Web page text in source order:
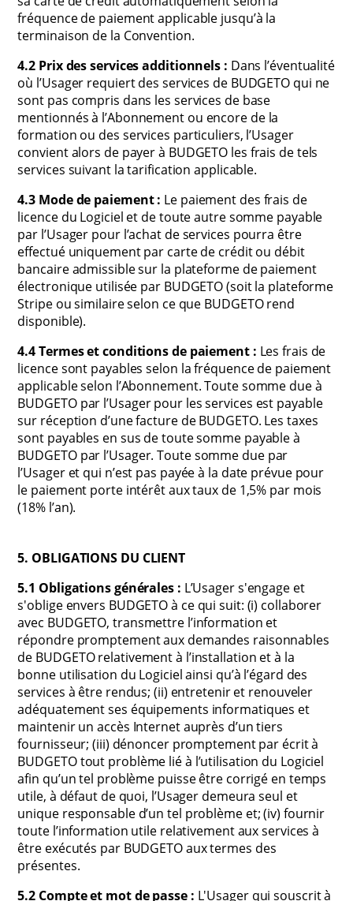
fréquence de paiement applicable jusqu’à la
terminaison de la Convention.
4.2 Prix des services additionnels : Dans l’éventualité
où l’Usager requiert des services de BUDGETO qui ne
sont pas compris dans les services de base
mentionnés à l’Abonnement ou encore de la
formation ou des services particuliers, l’Usager
convient alors de payer à BUDGETO les frais de tels
services suivant la tarification applicable.
4.3 Mode de paiement : Le paiement des frais de
licence du Logiciel et de toute autre somme payable
par l’Usager pour l’achat de services pourra être
effectué uniquement par carte de crédit ou débit
bancaire admissible sur la plateforme de paiement
électronique utilisée par BUDGETO (soit la plateforme
Stripe ou similaire selon ce que BUDGETO rend
disponible).
4.4 Termes et conditions de paiement : Les frais de
licence sont payables selon la fréquence de paiement
applicable selon l’Abonnement. Toute somme due à
BUDGETO par l’Usager pour les services est payable
sur réception d’une facture de BUDGETO. Les taxes
sont payables en sus de toute somme payable à
BUDGETO par l’Usager. Toute somme due par
l’Usager et qui n’est pas payée à la date prévue pour
le paiement porte intérêt aux taux de 1,5% par mois
(18% l’an).
5. OBLIGATIONS DU CLIENT
5.1 Obligations générales : L’Usager s'engage et
s'oblige envers BUDGETO à ce qui suit: (i) collaborer
avec BUDGETO, transmettre l’information et
répondre promptement aux demandes raisonnables
de BUDGETO relativement à l’installation et à la
bonne utilisation du Logiciel ainsi qu’à l’égard des
services à être rendus; (ii) entretenir et renouveler
adéquatement ses équipements informatiques et
maintenir un accès Internet auprès d’un tiers
fournisseur; (iii) dénoncer promptement par écrit à
BUDGETO tout problème lié à l’utilisation du Logiciel
afin qu’un tel problème puisse être corrigé en temps
utile, à défaut de quoi, l’Usager demeura seul et
unique responsable d’un tel problème et; (iv) fournir
toute l’information utile relativement aux services à
être exécutés par BUDGETO aux termes des
présentes.
5.2 Compte et mot de passe : L'Usager qui souscrit à